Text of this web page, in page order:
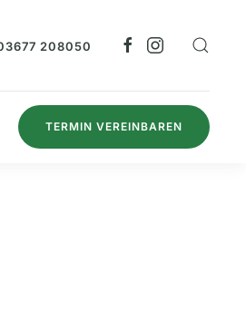
208050
TERMIN VEREINBAREN